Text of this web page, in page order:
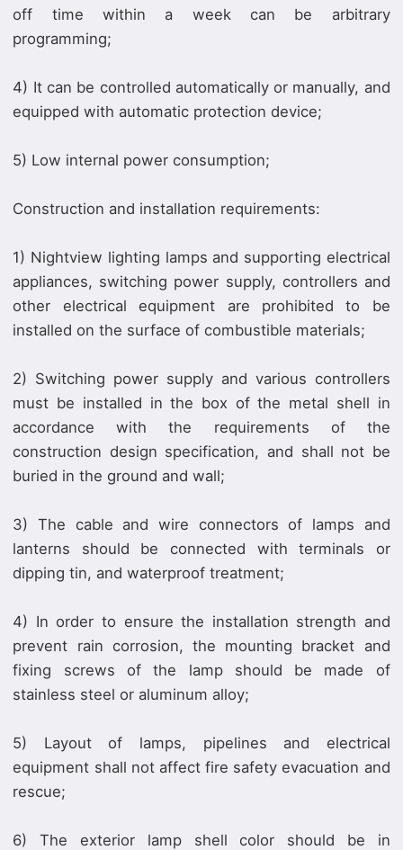
off time within a week can be arbitrary
programming;
4) It can be controlled automatically or manually, and
equipped with automatic protection device;
5) Low internal power consumption;
Construction and installation requirements:
1) Nightview lighting lamps and supporting electrical
appliances, switching power supply, controllers and
other electrical equipment are prohibited to be
installed on the surface of combustible materials;
2) Switching power supply and various controllers
must be installed in the box of the metal shell in
accordance with the requirements of the
construction design specification, and shall not be
buried in the ground and wall;
3) The cable and wire connectors of lamps and
lanterns should be connected with terminals or
dipping tin, and waterproof treatment;
4) In order to ensure the installation strength and
prevent rain corrosion, the mounting bracket and
fixing screws of the lamp should be made of
stainless steel or aluminum alloy;
5) Layout of lamps, pipelines and electrical
equipment shall not affect fire safety evacuation and
rescue;
6) The exterior lamp shell color should be in